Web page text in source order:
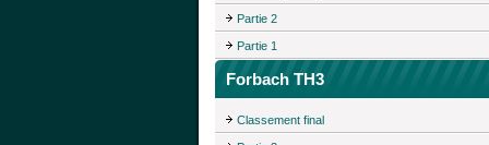
Partie 2
Partie 1
Forbach TH3
Classement final